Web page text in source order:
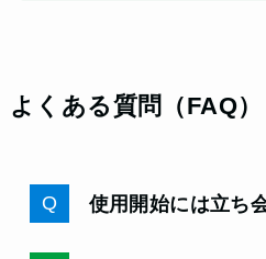
よくある質問（FAQ）
使用開始には立ち